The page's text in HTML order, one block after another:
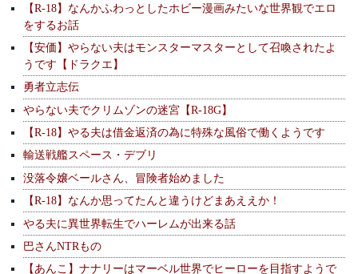
【R-18】なんかふわっとしたホビー漫画みたいな世界観でエロ
をするお話
【安価】やらない夫はモンスターマスターとして召喚されたよ
うです【ドラクエ】
勇者立志伝
やらない夫でクリムゾンの迷宮【R-18G】
【R-18】やる夫は借金返済の為に特殊な風俗で働くようです
輸送戦艦スペース・デブリ
没落令嬢ベールさん、冒険者始めました
【R-18】なんか思ってたんと違うけどまあええか！
やる夫に異世界転生でハーレムが出来る話
巴さんNTRもの
【あんこ】ナナリーはマーベル世界でヒーローを目指すようで